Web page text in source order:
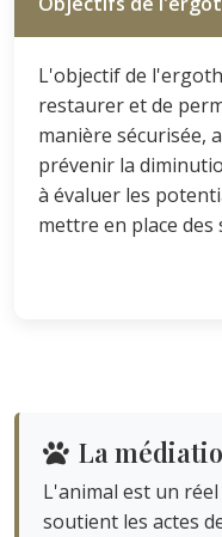
L'objectif de
restaurer et de
manière sécurisée,
prévenir la
à évaluer les
mettre en place
La
L'animal est un
soutient les actes